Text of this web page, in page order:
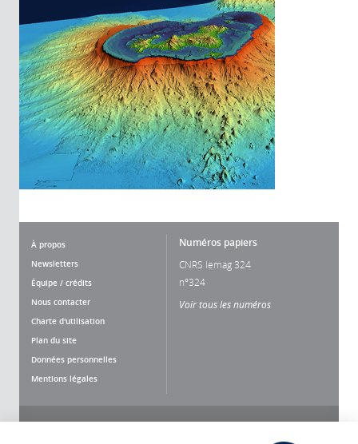
À propos
Newsletters
Équipe / crédits
Nous contacter
Charte d'utilisation
Plan du site
Données personnelles
Mentions légales
Numéros papiers
CNRS lemag 324
n°324
Voir tous les numéros